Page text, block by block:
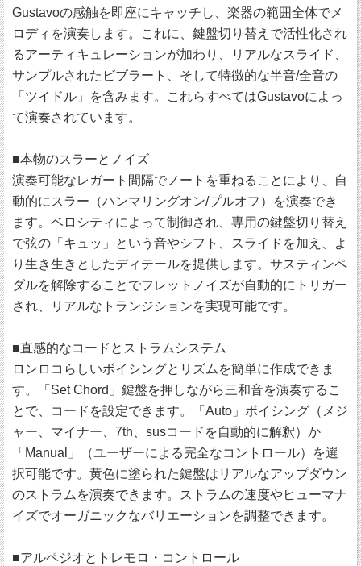
Gustavoの感触を即座にキャッチし、楽器の範囲全体でメ
ロディを演奏します。これに、鍵盤切り替えで活性化され
るアーティキュレーションが加わり、リアルなスライド、
サンプルされたビブラート、そして特徴的な半音/全音の
「ツイドル」を含みます。これらすべてはGustavoによっ
て演奏されています。
■本物のスラーとノイズ
演奏可能なレガート間隔でノートを重ねることにより、自
動的にスラー（ハンマリングオン/プルオフ）を演奏でき
ます。ベロシティによって制御され、専用の鍵盤切り替え
で弦の「キュッ」という音やシフト、スライドを加え、よ
り生き生きとしたディテールを提供します。サスティンペ
ダルを解除することでフレットノイズが自動的にトリガー
され、リアルなトランジションを実現可能です。
■直感的なコードとストラムシステム
ロンロコらしいボイシングとリズムを簡単に作成できま
す。「Set Chord」鍵盤を押しながら三和音を演奏するこ
とで、コードを設定できます。「Auto」ボイシング（メジ
ャー、マイナー、7th、susコードを自動的に解釈）か
「Manual」（ユーザーによる完全なコントロール）を選
択可能です。黄色に塗られた鍵盤はリアルなアップダウン
のストラムを演奏できます。ストラムの速度やヒューマナ
イズでオーガニックなバリエーションを調整できます。
■アルペジオとトレモロ・コントロール